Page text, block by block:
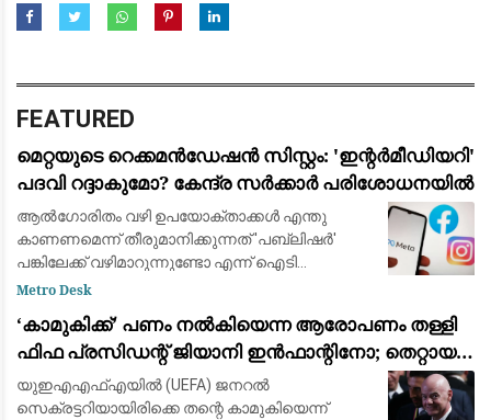
FEATURED
മെറ്റയുടെ റെക്കമൻഡേഷൻ സിസ്റ്റം: 'ഇന്റർമീഡിയറി'
പദവി റദ്ദാകുമോ? കേന്ദ്ര സർക്കാർ പരിശോധനയിൽ
ആൽഗോരിതം വഴി ഉപയോക്താക്കൾ എന്തു
കാണണമെന്ന് തീരുമാനിക്കുന്നത് 'പബ്ലിഷർ'
പങ്കിലേക്ക് വഴിമാറുന്നുണ്ടോ എന്ന് ഐടി
മന്ത്രാലയം വിലയിരുത്തുന്നു
Metro Desk
​‘കാമുകിക്ക്’ പണം നൽകിയെന്ന ആരോപണം തള്ളി
ഫിഫ പ്രസിഡന്റ് ജിയാനി ഇൻഫാന്റിനോ; തെറ്റായ
പ്രചാരണമെന്ന് പ്രതികരണം
യുഇഎഎഫ്‌എയിൽ (UEFA) ജനറൽ
സെക്രട്ടറിയായിരിക്കെ തന്റെ കാമുകിയെന്ന്